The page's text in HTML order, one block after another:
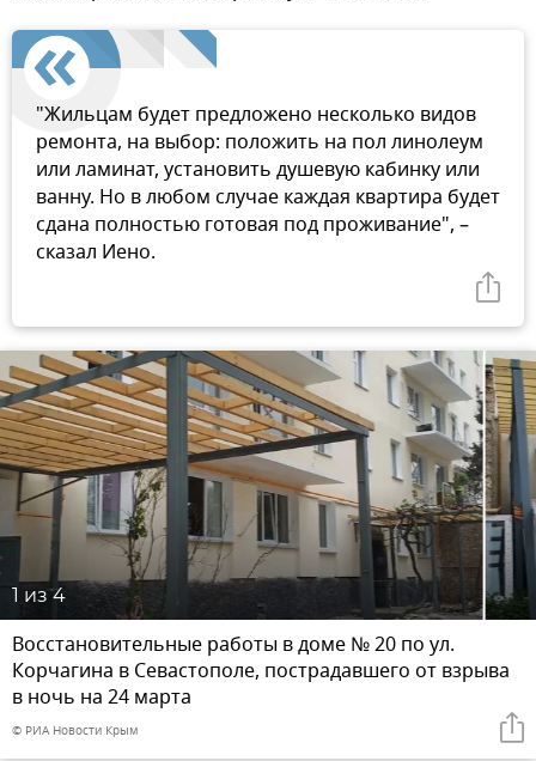
"Жильцам будет предложено несколько видов
ремонта, на выбор: положить на пол линолеум
или ламинат, установить душевую кабинку или
ванну. Но в любом случае каждая квартира будет
сдана полностью готовая под проживание", –
сказал Иено.
1 из 4
Восстановительные работы в доме № 20 по ул.
Корчагина в Севастополе, пострадавшего от взрыва
в ночь на 24 марта
© РИА Новости Крым